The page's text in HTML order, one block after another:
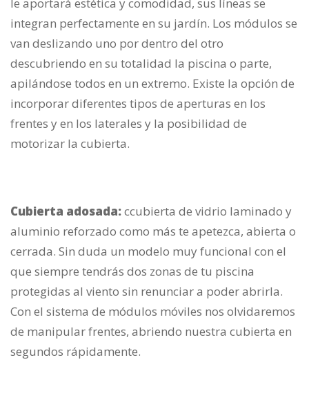
le aportará estética y comodidad, sus líneas se
integran perfectamente en su jardín. Los módulos se
van deslizando uno por dentro del otro
descubriendo en su totalidad la piscina o parte,
apilándose todos en un extremo. Existe la opción de
incorporar diferentes tipos de aperturas en los
frentes y en los laterales y la posibilidad de
motorizar la cubierta.
Cubierta adosada:ccubierta de vidrio laminado y
aluminio reforzado como más te apetezca, abierta o
cerrada. Sin duda un modelo muy funcional con el
que siempre tendrás dos zonas de tu piscina
protegidas al viento sin renunciar a poder abrirla.
Con el sistema de módulos móviles nos olvidaremos
de manipular frentes, abriendo nuestra cubierta en
segundos rápidamente.